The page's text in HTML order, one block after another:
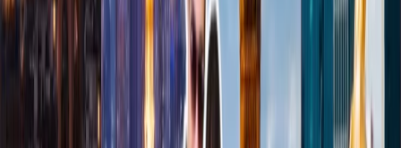
22 Jun, 2026
La Copa Mundial de la FIFA: 10 Trucos Para
Cuidar tu Bolsillo
04 Aug, 2026
Del ritmo al paraíso: guía para enamorarte de
Brasil
De Italia a Japón: 10 destinos icónicos que son
merecen la pena explorar
Blogs de viajes relacionados